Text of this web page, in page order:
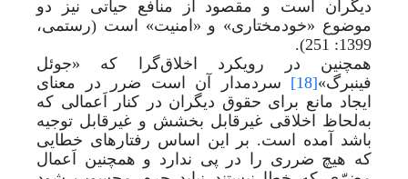
دیگران است و مقصود از منافع حیاتی نیز دو
موضوع «خودمختاری» و «امنیت» است (رستمی،
1399: 251).
همچنین در رویکرد اخلاق‌گرا که «جوئل
فینبرگ»[18] سردمدار آن است ضرر در معنای
ایجاد مانع برای حقوق دیگران در کنار اَعمالی که
بهلحاظ اخلاقی غیرقابل بخشش و غیرقابل توجیه
باشد آمده است. بر این اساس رفتارهای خطایی
که هیچ ضرری را در پی ندارد و همچنین اَعمال